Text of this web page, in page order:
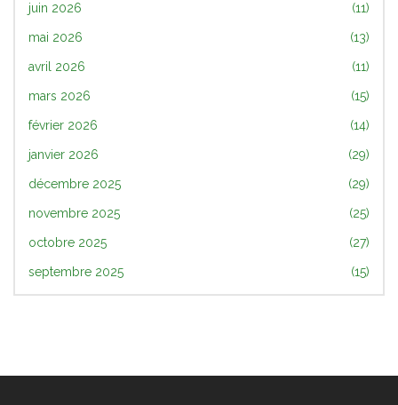
juin 2026 (11)
mai 2026 (13)
avril 2026 (11)
mars 2026 (15)
février 2026 (14)
janvier 2026 (29)
décembre 2025 (29)
novembre 2025 (25)
octobre 2025 (27)
septembre 2025 (15)